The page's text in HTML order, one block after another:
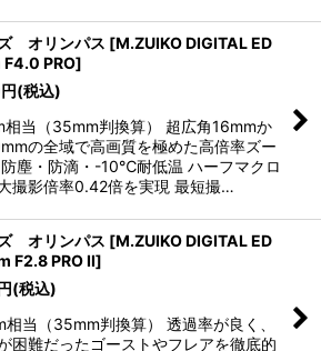
オリンパス [M.ZUIKO DIGITAL ED
PRO]
円(税込)
当（35mm判換算） 超広角16mmか
の全域で高画質を極めた高倍率ズー
防塵・防滴・-10℃耐低温 ハーフマクロ
撮影倍率0.42倍を実現 最短撮…
オリンパス [M.ZUIKO DIGITAL ED
F2.8 PRO II]
(税込)
当（35mm判換算） 透過率が良く、
困難だったゴーストやフレアを徹底的